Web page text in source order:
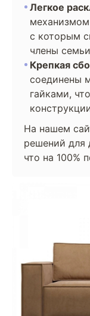
Легкое
с которым
члены
Крепкая
соединены
гайками,
На нашем
решений для
что на 100%